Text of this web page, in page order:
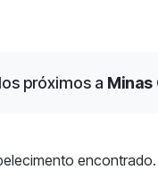
próximos a Minas
encontrado.